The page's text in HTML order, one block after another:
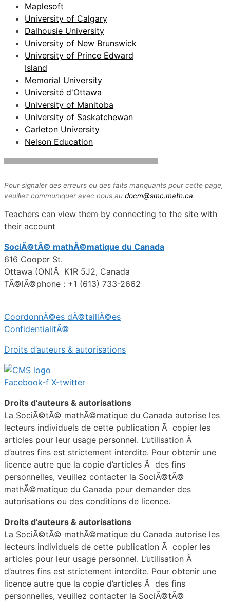
Maplesoft
University of Calgary
Dalhousie University
University of New Brunswick
University of Prince Edward
Island
Memorial University
Université d'Ottawa
University of Manitoba
University of Saskatchewan
Carleton University
Nelson Education
Pour signaler des erreurs ou des faits manquants pour cette page,
veuillez communiquer avec nous au docm@smc.math.ca.
Teachers can view them by connecting to the site with
their account
SociÃ©tÃ© mathÃ©matique du Canada
616 Cooper St.
Ottawa (ON)Â K1R 5J2, Canada
TÃ©lÃ©phone : +1 (613) 733-2662
CoordonnÃ©es dÃ©taillÃ©es
ConfidentialitÃ©
Droits d’auteurs & autorisations
Facebook-f X-twitter
Droits d’auteurs & autorisations
La SociÃ©tÃ© mathÃ©matique du Canada autorise les
lecteurs individuels de cette publication Ã copier les
articles pour leur usage personnel. L’utilisation Ã
d’autres fins est strictement interdite. Pour obtenir une
licence autre que la copie d’articles Ã des fins
personnelles, veuillez contacter la SociÃ©tÃ©
mathÃ©matique du Canada pour demander des
autorisations ou des conditions de licence.
Droits d’auteurs & autorisations
La SociÃ©tÃ© mathÃ©matique du Canada autorise les
lecteurs individuels de cette publication Ã copier les
articles pour leur usage personnel. L’utilisation Ã
d’autres fins est strictement interdite. Pour obtenir une
licence autre que la copie d’articles Ã des fins
personnelles, veuillez contacter la SociÃ©tÃ©